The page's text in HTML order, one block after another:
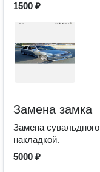
1500 ₽
Замена замка
Замена
накладкой.
5000 ₽